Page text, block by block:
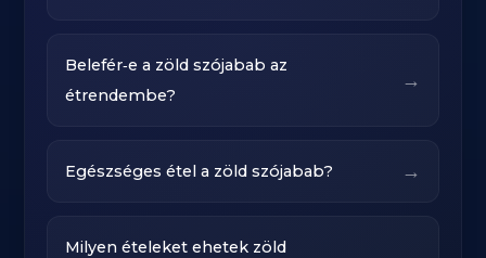
Belefér‑e a zöld szójabab az
étrendembe?
→
Egészséges étel a zöld szójabab? →
Milyen ételeket ehetek zöld